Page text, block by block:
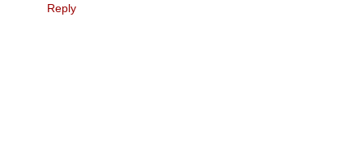
Reply